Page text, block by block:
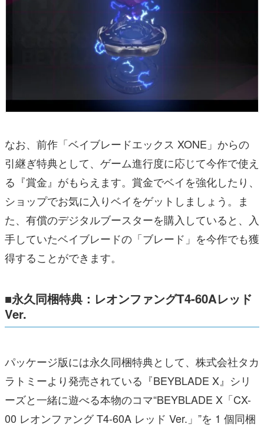
なお、前作「ベイブレードエックス XONE」からの
引継ぎ特典として、ゲーム進行度に応じて今作で使え
る『賞金』がもらえます。賞金でベイを強化したり、
ショップでお気に入りベイをゲットしましょう。ま
た、有償のデジタルブースターを購入していると、入
手していたベイブレードの「ブレード」を今作でも獲
得することができます。
■永久同梱特典：レオンファングT4-60Aレッド
Ver.
パッケージ版には永久同梱特典として、株式会社タカ
ラトミーより発売されている『BEYBLADE X』シリ
ーズと一緒に遊べる本物のコマ“BEYBLADE X「CX-
00 レオンファング T4-60A レッド Ver.」”を 1 個同梱